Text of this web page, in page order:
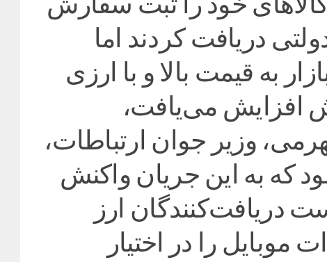
دریافت کردند اما
به قیمت بالا و با ارزی
افزایش می‌یافت،
وزیر جوان ارتباطات،
که به این جریان واکنش
دریافت‌کنندگان ارز
موبایل را در اختیار